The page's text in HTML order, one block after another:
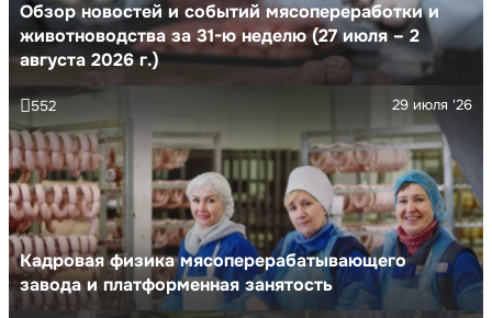
Обзор новостей и событий мясопереработки и
животноводства за 31-ю неделю (27 июля – 2
августа 2026 г.)
Кадровая физика мясоперерабатывающего
завода и платформенная занятость
29 июля '26
552